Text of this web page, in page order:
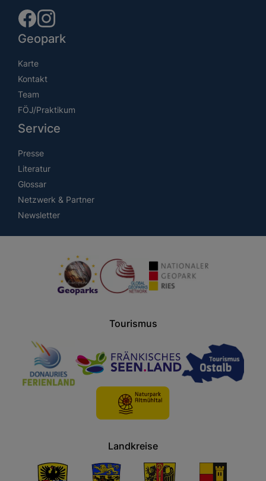
Geopark
Karte
Kontakt
Team
FÖJ/Praktikum
Service
Presse
Literatur
Glossar
Netzwerk & Partner
Newsletter
Tourismus
Landkreise